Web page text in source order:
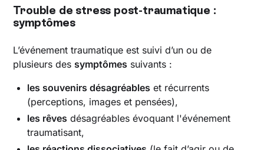
Trouble de stress post-traumatique :
symptômes
L’événement traumatique est suivi d’un ou de
plusieurs des symptômes suivants :
les souvenirs désagréables et récurrents
(perceptions, images et pensées),
les rêves désagréables évoquant l'événement
traumatisant,